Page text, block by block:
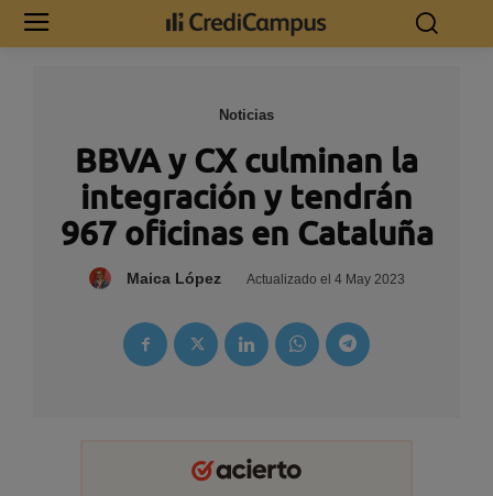
Noticias
BBVA y CX culminan la
integración y tendrán
967 oficinas en Cataluña
Maica López Actualizado el 4 May 2023